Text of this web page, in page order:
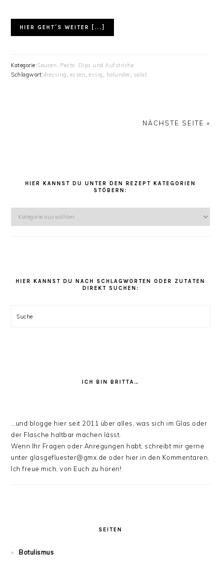
HIER GEHT´S WEITER [...]
Kategorie:Saucen, Pesto, Dips und Aufstriche
Schlagwort:dressing , essen,essig , holunder, salat
NÄCHSTE SEITE »
HIER KANNST DU UNTER DEN REZEPT KATEGORIEN
STÖBERN:
Kategorien
HIER KANNST DU NACH SCHLAGWORTEN ODER ZUTATEN
DIREKT SUCHEN:
Suche
ICH BIN BRITTA…
…und blogge hier seit 2011 über alles, was sich im Glas oder
der Flasche haltbar machen lässt.
Wenn Ihr Fragen oder Anregungen habt, schreibt mir gerne
unter glasgefluester@gmx.de oder hier in den Kommentaren.
Ich freue mich, von Euch zu hören!
SEITEN
Botulismus